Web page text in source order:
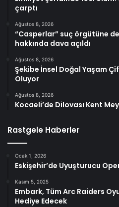
çarptı
Ağustos 8, 2026
“Casperlar” suç örgütüne
hakkında dava açıldı
Ağustos 8, 2026
Şekibe İnsel Doğal Yaşam
Oluyor
Ağustos 8, 2026
Kocaeli’de Dilovası Kent
Rastgele Haberler
Ocak 1, 2026
Eskişehir’de Uyuşturucu
Kasım 5, 2025
Embark, Tüm Arc Raiders
Hediye Edecek